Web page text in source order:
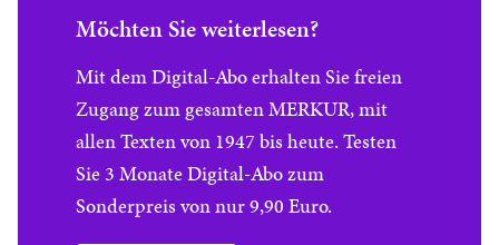
Möchten Sie weiterlesen?
Mit dem Digital-Abo erhalten Sie freien
Zugang zum gesamten MERKUR, mit
allen Texten von 1947 bis heute. Testen
Sie 3 Monate Digital-Abo zum
Sonderpreis von nur 9,90 Euro.